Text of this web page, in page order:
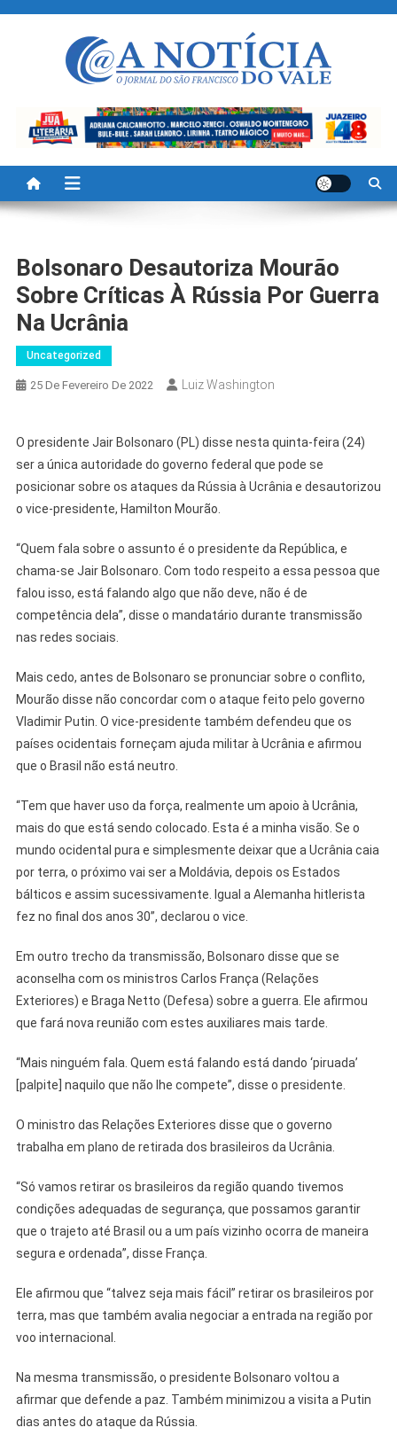
A Noticia Do Vale
Bolsonaro Desautoriza Mourão
Sobre Críticas À Rússia Por Guerra
Na Ucrânia
Uncategorized
25 De Fevereiro De 2022 Luiz Washington
O presidente Jair Bolsonaro (PL) disse nesta quinta-feira (24)
ser a única autoridade do governo federal que pode se
posicionar sobre os ataques da Rússia à Ucrânia e desautorizou
o vice-presidente, Hamilton Mourão.
“Quem fala sobre o assunto é o presidente da República, e
chama-se Jair Bolsonaro. Com todo respeito a essa pessoa que
falou isso, está falando algo que não deve, não é de
competência dela”, disse o mandatário durante transmissão
nas redes sociais.
Mais cedo, antes de Bolsonaro se pronunciar sobre o conflito,
Mourão disse não concordar com o ataque feito pelo governo
Vladimir Putin. O vice-presidente também defendeu que os
países ocidentais forneçam ajuda militar à Ucrânia e afirmou
que o Brasil não está neutro.
“Tem que haver uso da força, realmente um apoio à Ucrânia,
mais do que está sendo colocado. Esta é a minha visão. Se o
mundo ocidental pura e simplesmente deixar que a Ucrânia caia
por terra, o próximo vai ser a Moldávia, depois os Estados
bálticos e assim sucessivamente. Igual a Alemanha hitlerista
fez no final dos anos 30”, declarou o vice.
Em outro trecho da transmissão, Bolsonaro disse que se
aconselha com os ministros Carlos França (Relações
Exteriores) e Braga Netto (Defesa) sobre a guerra. Ele afirmou
que fará nova reunião com estes auxiliares mais tarde.
“Mais ninguém fala. Quem está falando está dando ‘piruada’
[palpite] naquilo que não lhe compete”, disse o presidente.
O ministro das Relações Exteriores disse que o governo
trabalha em plano de retirada dos brasileiros da Ucrânia.
“Só vamos retirar os brasileiros da região quando tivemos
condições adequadas de segurança, que possamos garantir
que o trajeto até Brasil ou a um país vizinho ocorra de maneira
segura e ordenada”, disse França.
Ele afirmou que “talvez seja mais fácil” retirar os brasileiros por
terra, mas que também avalia negociar a entrada na região por
voo internacional.
Na mesma transmissão, o presidente Bolsonaro voltou a
afirmar que defende a paz. Também minimizou a visita a Putin
dias antes do ataque da Rússia.